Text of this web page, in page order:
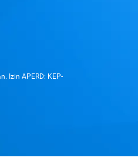
Izin APERD: KEP-